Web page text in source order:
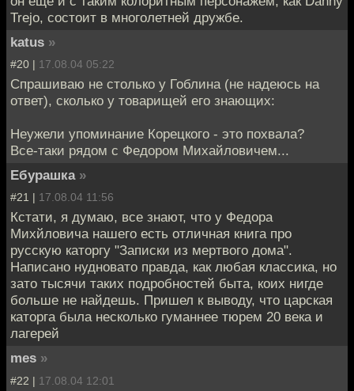
Trejo, состоит в многолетней дружбе.
katus »
#20 | 17.08.04 05:22
Спрашиваю не столько у Гоблина (не надеюсь на
ответ), сколько у товарищей его знающих:
Неужели упоминание Корецкого - это похвала?
Все-таки рядом с Федором Михайловичем...
Ебурашка »
#21 | 17.08.04 11:56
Кстати, я думаю, все знают, что у Федора
Михйловича нашего есть отличная книга про
русскую каторгу "Записки из мертвого дома".
Написано нудновато правда, как любая классика, но
зато тысячи таких подробностей быта, коих нигде
больше не найдешь. Пришел к выводу, что царская
каторга была несколько гуманнее тюрем 20 века и
лагерей
mes »
#22 | 17.08.04 12:01